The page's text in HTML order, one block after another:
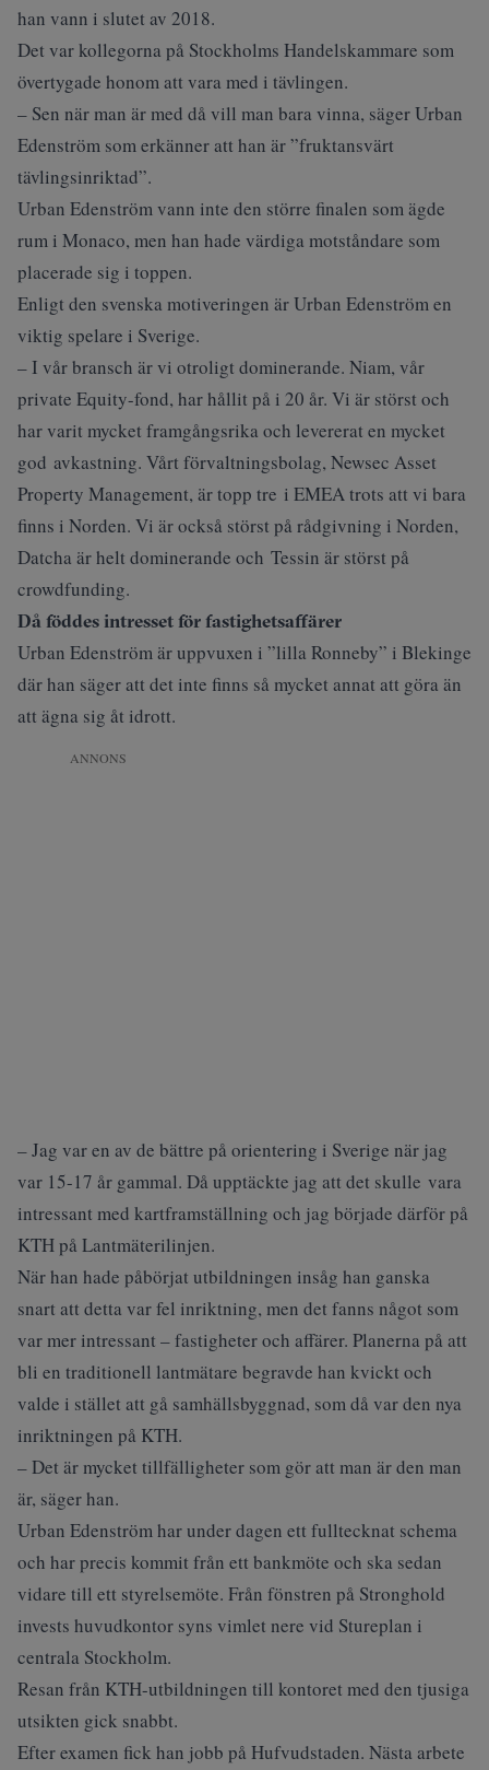
han vann i slutet av 2018.
Det var kollegorna på Stockholms Handelskammare som
övertygade honom att vara med i tävlingen.
– Sen när man är med då vill man bara vinna, säger Urban
Edenström som erkänner att han är ”fruktansvärt
tävlingsinriktad”.
Urban Edenström vann inte den större finalen som ägde
rum i Monaco, men han hade värdiga motståndare som
placerade sig i toppen.
Enligt den svenska motiveringen är Urban Edenström en
viktig spelare i Sverige.
– I vår bransch är vi otroligt dominerande. Niam, vår
private Equity-fond, har hållit på i 20 år. Vi är störst och
har varit mycket framgångsrika och levererat en mycket
god avkastning. Vårt förvaltningsbolag, Newsec Asset
Property Management, är topp tre i EMEA trots att vi bara
finns i Norden. Vi är också störst på rådgivning i Norden,
Datcha är helt dominerande och Tessin är störst på
crowdfunding.
Då föddes intresset för fastighetsaffärer
Urban Edenström är uppvuxen i ”lilla Ronneby” i Blekinge
där han säger att det inte finns så mycket annat att göra än
att ägna sig åt idrott.
ANNONS
– Jag var en av de bättre på orientering i Sverige när jag
var 15-17 år gammal. Då upptäckte jag att det skulle vara
intressant med kartframställning och jag började därför på
KTH på Lantmäterilinjen.
När han hade påbörjat utbildningen insåg han ganska
snart att detta var fel inriktning, men det fanns något som
var mer intressant – fastigheter och affärer. Planerna på att
bli en traditionell lantmätare begravde han kvickt och
valde i stället att gå samhällsbyggnad, som då var den nya
inriktningen på KTH.
– Det är mycket tillfälligheter som gör att man är den man
är, säger han.
Urban Edenström har under dagen ett fulltecknat schema
och har precis kommit från ett bankmöte och ska sedan
vidare till ett styrelsemöte. Från fönstren på Stronghold
invests huvudkontor syns vimlet nere vid Stureplan i
centrala Stockholm.
Resan från KTH-utbildningen till kontoret med den tjusiga
utsikten gick snabbt.
Efter examen fick han jobb på Hufvudstaden. Nästa arbete